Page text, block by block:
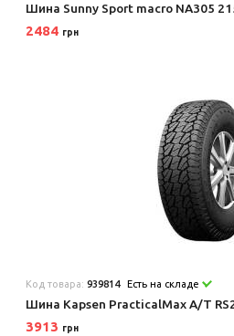
Шина Sunny Sport macro NA305
2484 грн
Код товара:939814 Есть на складе
Шина Kapsen PracticalMax A/T
3913 грн